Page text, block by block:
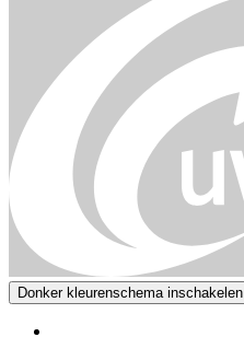
Donker kleurenschema inschakelen